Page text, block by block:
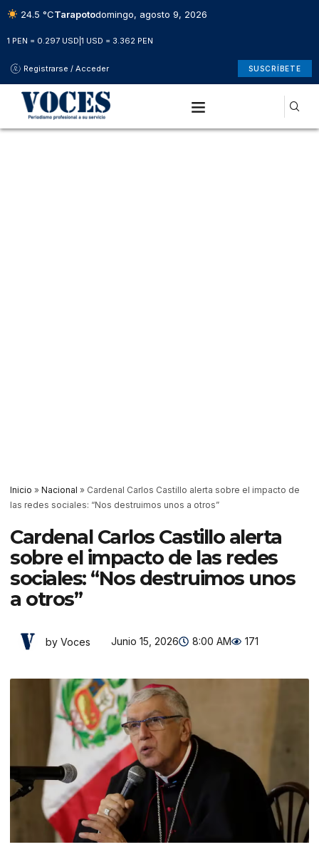
24.5 °CTarapotodomingo, agosto 9, 2026
1 PEN = 0.297 USD 1 USD = 3.362 PEN
Registrarse / Acceder SUSCRÍBETE
Inicio » Nacional » Cardenal Carlos Castillo alerta sobre el impacto de
las redes sociales: “Nos destruimos unos a otros”
Cardenal Carlos Castillo alerta
sobre el impacto de las redes
sociales: “Nos destruimos unos
a otros”
by Voces Junio 15, 2026 8:00 AM 171